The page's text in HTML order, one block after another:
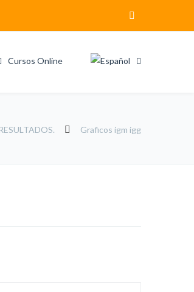
Cursos Online
Graficos igm igg